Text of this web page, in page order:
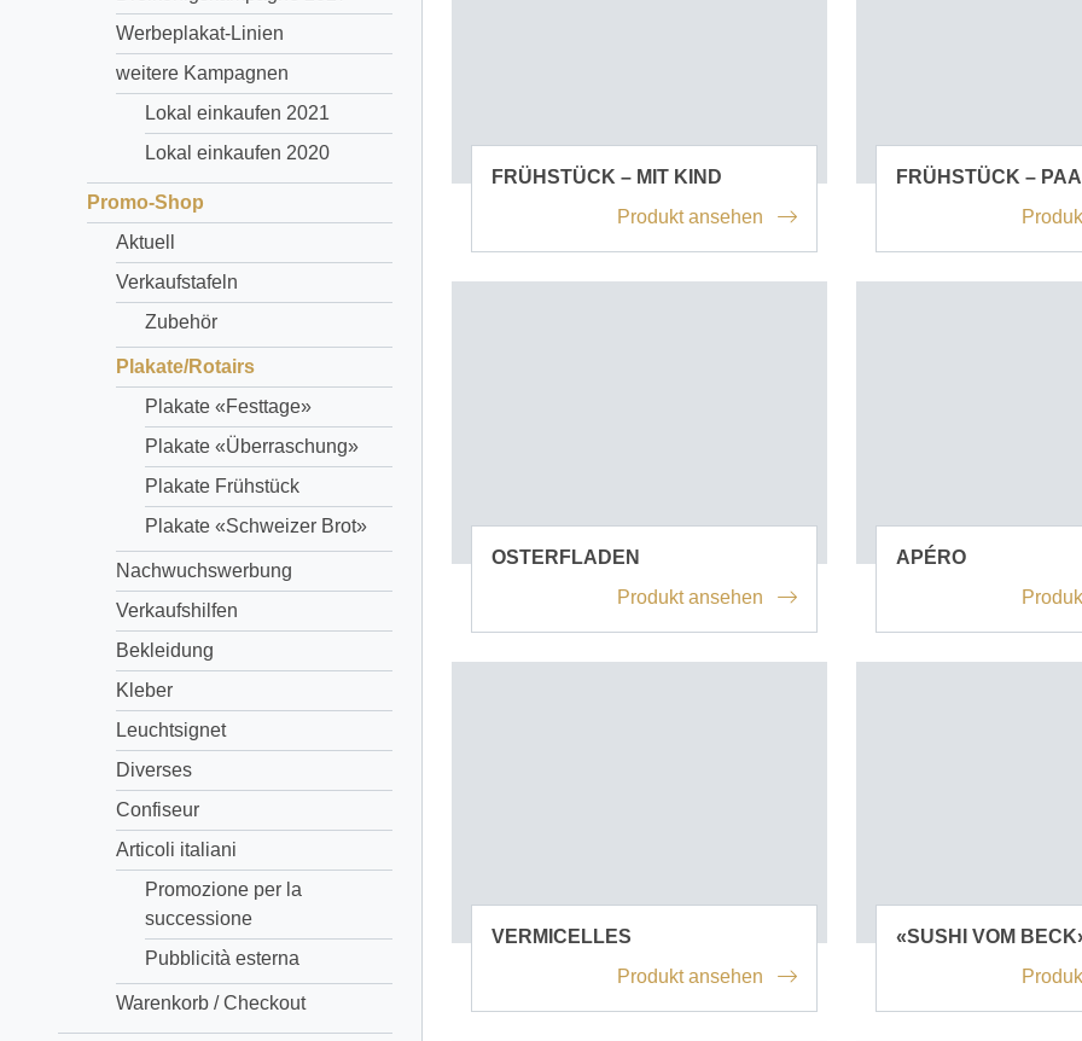
Werbeplakat-Linien
weitere Kampagnen
Lokal einkaufen 2021
Lokal einkaufen 2020
Promo-Shop
Aktuell
Verkaufstafeln
Zubehör
Plakate/Rotairs
Plakate «Festtage»
Plakate «Überraschung»
Plakate Frühstück
Plakate «Schweizer Brot»
Nachwuchswerbung
Verkaufshilfen
Bekleidung
Kleber
Leuchtsignet
Diverses
Confiseur
Articoli italiani
Promozione per la
successione
Pubblicità esterna
Warenkorb / Checkout
FRÜHSTÜCK – MIT KIND
Produkt ansehen
FRÜHSTÜCK –
OSTERFLADEN
Produkt ansehen
APÉRO
VERMICELLES
Produkt ansehen
«SUSHI VOM